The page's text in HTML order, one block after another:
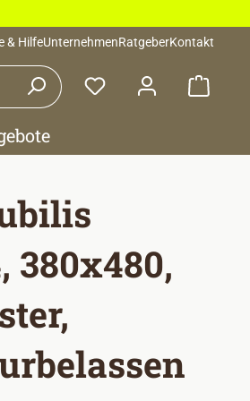
& HilfeUnternehmenRatgeberKontakt
380x480,